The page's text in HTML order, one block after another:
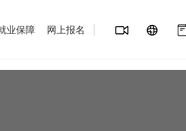
业保障 网上报名